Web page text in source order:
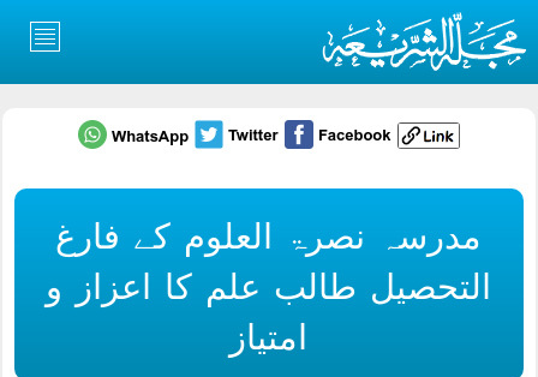
مدرسہ نصرۃ العلوم کے فارغ
التحصیل طالب علم کا اعزاز و
امتیاز